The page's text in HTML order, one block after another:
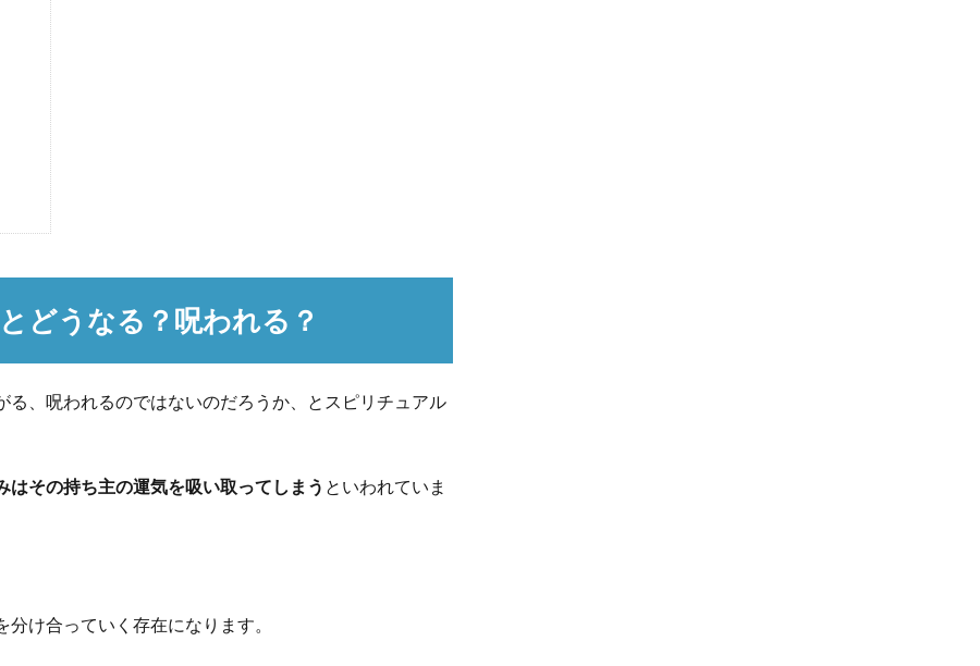
どうなる？呪われる？
、呪われるのではないのだろうか、とスピリチュアル
その持ち主の運気を吸い取ってしまう といわれていま
け合っていく存在になります。